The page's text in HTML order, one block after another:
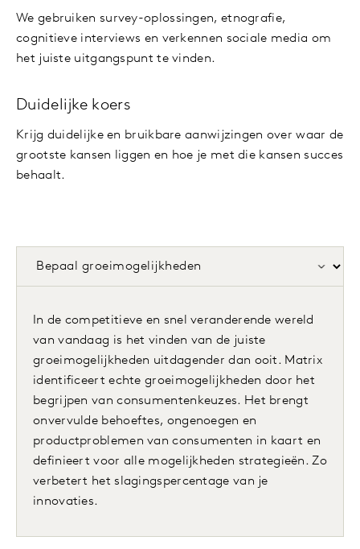
We gebruiken survey-oplossingen, etnografie,
cognitieve interviews en verkennen sociale media om
het juiste uitgangspunt te vinden.
Duidelijke koers
Krijg duidelijke en bruikbare aanwijzingen over waar de
grootste kansen liggen en hoe je met die kansen succes
behaalt.
In de competitieve en snel veranderende wereld
van vandaag is het vinden van de juiste
groeimogelijkheden uitdagender dan ooit. Matrix
identificeert echte groeimogelijkheden door het
begrijpen van consumentenkeuzes. Het brengt
onvervulde behoeftes, ongenoegen en
productproblemen van consumenten in kaart en
definieert voor alle mogelijkheden strategieën. Zo
verbetert het slagingspercentage van je
innovaties.